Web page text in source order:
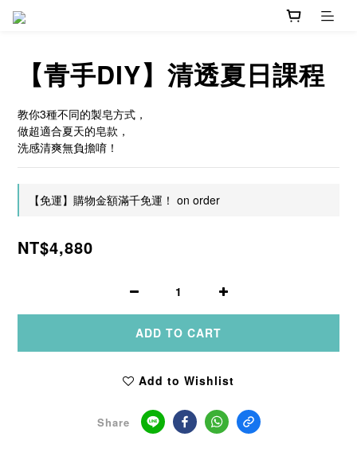
【青手DIY】清透夏日課程
教你3種不同的製皂方式，
做超適合夏天的皂款，
洗感清爽無負擔唷！
【免運】購物金額滿千免運！ on order
NT$4,880
ADD TO CART
Add to Wishlist
Share